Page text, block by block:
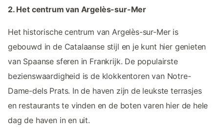
2. Het centrum van Argelès-sur-Mer
Het historische centrum van Argelès-sur-Mer is
gebouwd in de Catalaanse stijl en je kunt hier genieten
van Spaanse sferen in Frankrijk. De populairste
bezienswaardigheid is de klokkentoren van Notre-
Dame-dels Prats. In de haven zijn de leukste terrasjes
en restaurants te vinden en de boten varen hier de hele
dag de haven in en uit.